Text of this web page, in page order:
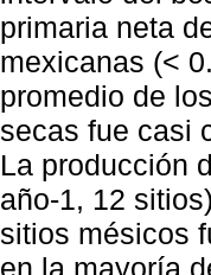
primaria neta
mexicanas (<
promedio de
secas fue casi
La producción
año-1, 12
sitios mésicos
en la mayoría